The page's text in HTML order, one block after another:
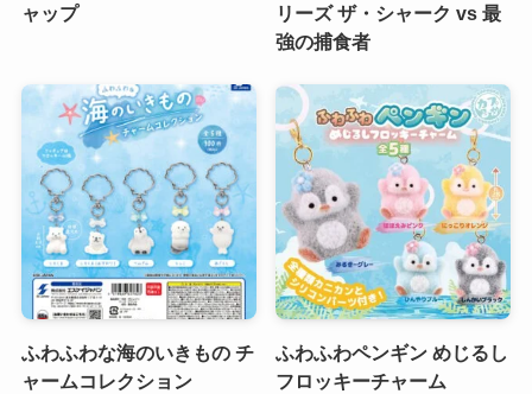
ャップ
リーズ ザ・シャーク vs 最
強の捕食者
ふわふわな海のいきもの チ
ャームコレクション
ふわふわペンギン めじるし
フロッキーチャーム